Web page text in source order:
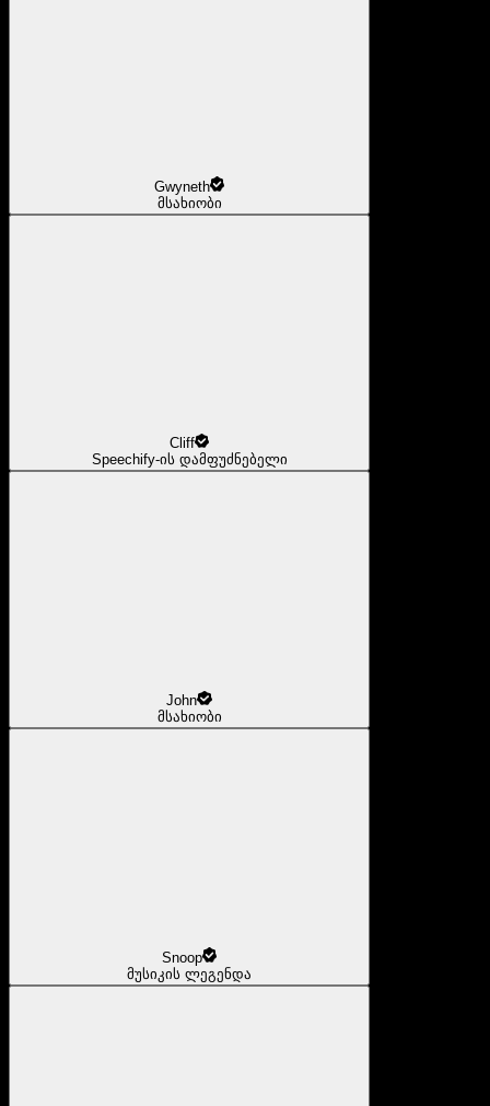
Gwyneth
მსახიობი
Cliff
Speechify-ის დამფუძნებელი
John
მსახიობი
Snoop
მუსიკის ლეგენდა